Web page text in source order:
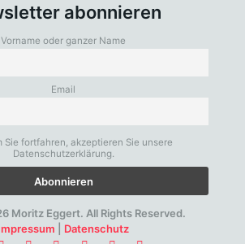
abonnieren
Vorname oder ganzer Name
Email
Sie fortfahren, akzeptieren Sie unsere
Datenschutzerklärung.
Moritz Eggert. All Rights Reserved.
Datenschutz